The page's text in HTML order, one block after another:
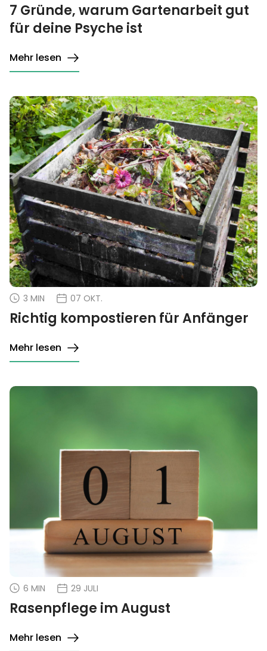
7 Gründe, warum Gartenarbeit gut
für deine Psyche ist
Mehr lesen
3 MIN 07 OKT.
Richtig kompostieren für Anfänger
Mehr lesen
6 MIN 29 JULI
Rasenpflege im August
Mehr lesen